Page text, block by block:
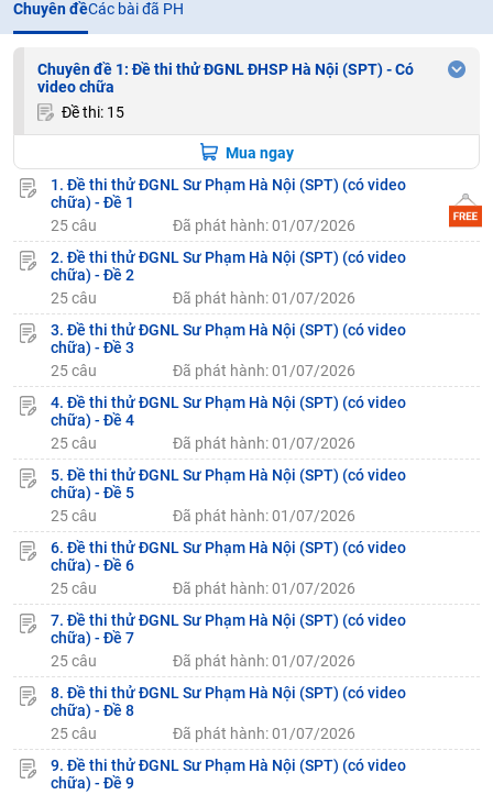
Chuyên đềCác bài đã PH
Chuyên đề 1: Đề thi thử ĐGNL ĐHSP Hà Nội (SPT) - Có
video chữa
Đề thi: 15
Mua ngay
1. Đề thi thử ĐGNL Sư Phạm Hà Nội (SPT) (có video
chữa) - Đề 1
25 câu
Đã phát hành: 01/07/2026
2. Đề thi thử ĐGNL Sư Phạm Hà Nội (SPT) (có video
chữa) - Đề 2
25 câu
Đã phát hành: 01/07/2026
3. Đề thi thử ĐGNL Sư Phạm Hà Nội (SPT) (có video
chữa) - Đề 3
25 câu
Đã phát hành: 01/07/2026
4. Đề thi thử ĐGNL Sư Phạm Hà Nội (SPT) (có video
chữa) - Đề 4
25 câu
Đã phát hành: 01/07/2026
5. Đề thi thử ĐGNL Sư Phạm Hà Nội (SPT) (có video
chữa) - Đề 5
25 câu
Đã phát hành: 01/07/2026
6. Đề thi thử ĐGNL Sư Phạm Hà Nội (SPT) (có video
chữa) - Đề 6
25 câu
Đã phát hành: 01/07/2026
7. Đề thi thử ĐGNL Sư Phạm Hà Nội (SPT) (có video
chữa) - Đề 7
25 câu
Đã phát hành: 01/07/2026
8. Đề thi thử ĐGNL Sư Phạm Hà Nội (SPT) (có video
chữa) - Đề 8
25 câu
Đã phát hành: 01/07/2026
9. Đề thi thử ĐGNL Sư Phạm Hà Nội (SPT) (có video
chữa) - Đề 9